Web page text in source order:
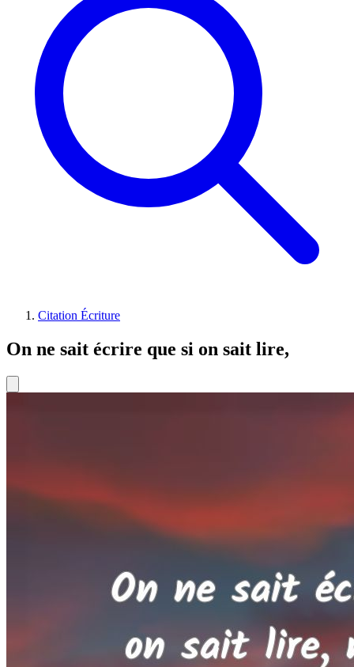
Citation Écriture
On ne sait écrire que si on sait lire,